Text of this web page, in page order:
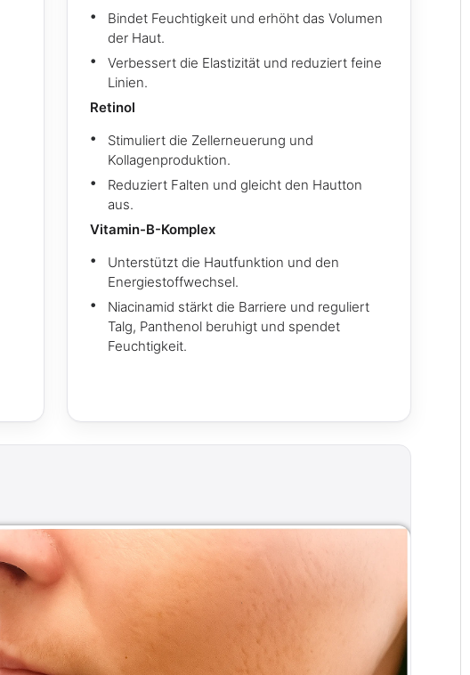
Bindet Feuchtigkeit und erhöht das Volumen
der Haut.
Verbessert die Elastizität und reduziert feine
Linien.
Retinol
Stimuliert die Zellerneuerung und
Kollagenproduktion.
Reduziert Falten und gleicht den Hautton
aus.
Vitamin-B-Komplex
Unterstützt die Hautfunktion und den
Energiestoffwechsel.
Niacinamid stärkt die Barriere und reguliert
Talg, Panthenol beruhigt und spendet
Feuchtigkeit.